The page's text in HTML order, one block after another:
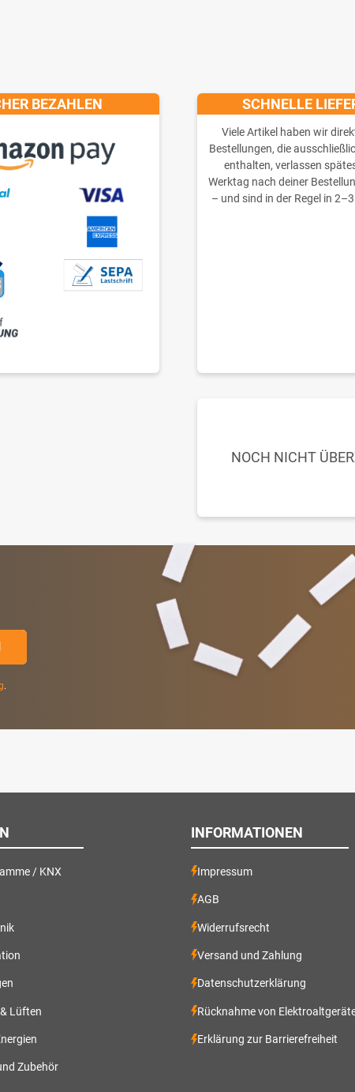
.
BEZAHLEN SCHNELLE
Viele Artikel haben wir
Bestellungen, die
enthalten, verlassen
Werktag nach deiner
– und sind in der Regel in
NOCH NICHT
/ KNX
Lüften
Zubehör
INFORMATIONEN
Impressum
AGB
Widerrufsrecht
Versand und Zahlung
Datenschutzerklärung
Rücknahme von
Erklärung zur Barrierefreiheit